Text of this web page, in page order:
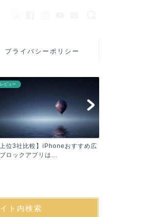
プライバシーポリシー
レビュー
上位3社比較】iPhoneおすすめ広
ロックアプリは...
ト内検索